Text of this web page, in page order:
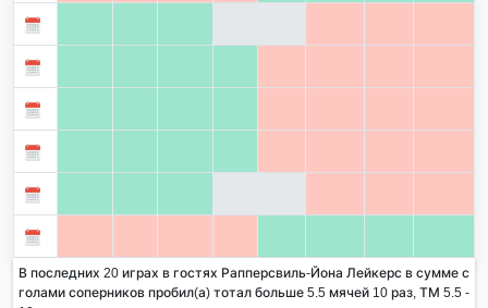
В последних 20 играх в гостях Рапперсвиль-Йона Лейкерс в сумме с
голами соперников пробил(а) тотал больше 5.5 мячей 10 раз, ТМ 5.5 -